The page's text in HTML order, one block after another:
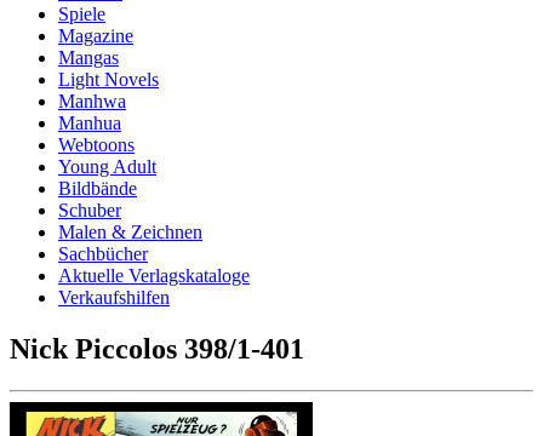
Spiele
Magazine
Mangas
Light Novels
Manhwa
Manhua
Webtoons
Young Adult
Bildbände
Schuber
Malen & Zeichnen
Sachbücher
Aktuelle Verlagskataloge
Verkaufshilfen
Nick Piccolos 398/1-401